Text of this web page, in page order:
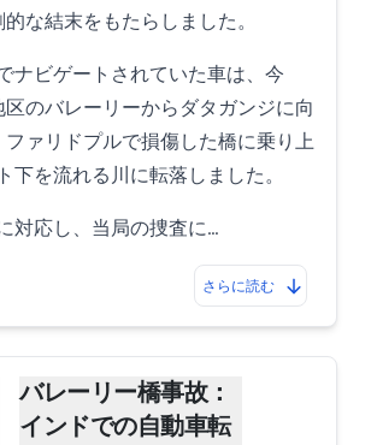
な結末をもたらしました。
ナビゲートされていた車は、今
のバレーリーからダタガンジに向
ァリドプルで損傷した橋に乗り上
下を流れる川に転落しました。
対応し、当局の捜査に…
さらに読む
バレーリー橋事故：
インドでの自動車転